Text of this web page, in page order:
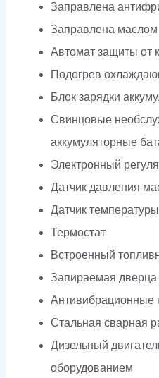
Заправлена
Заправлена маслом
Автомат защиты от
Подогрев
Блок зарядки
Свинцовые
аккумуляторные
Электронный
Датчик давления
Датчик
Термостат
Встроенный
Запираемая дверца
Антивибрационные
Стальная сварная
Дизельный
оборудованием